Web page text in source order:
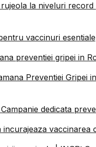
la niveluri
vaccinuri
preventiei gripei in
Preventiei Gripei
dedicata
incurajeaza